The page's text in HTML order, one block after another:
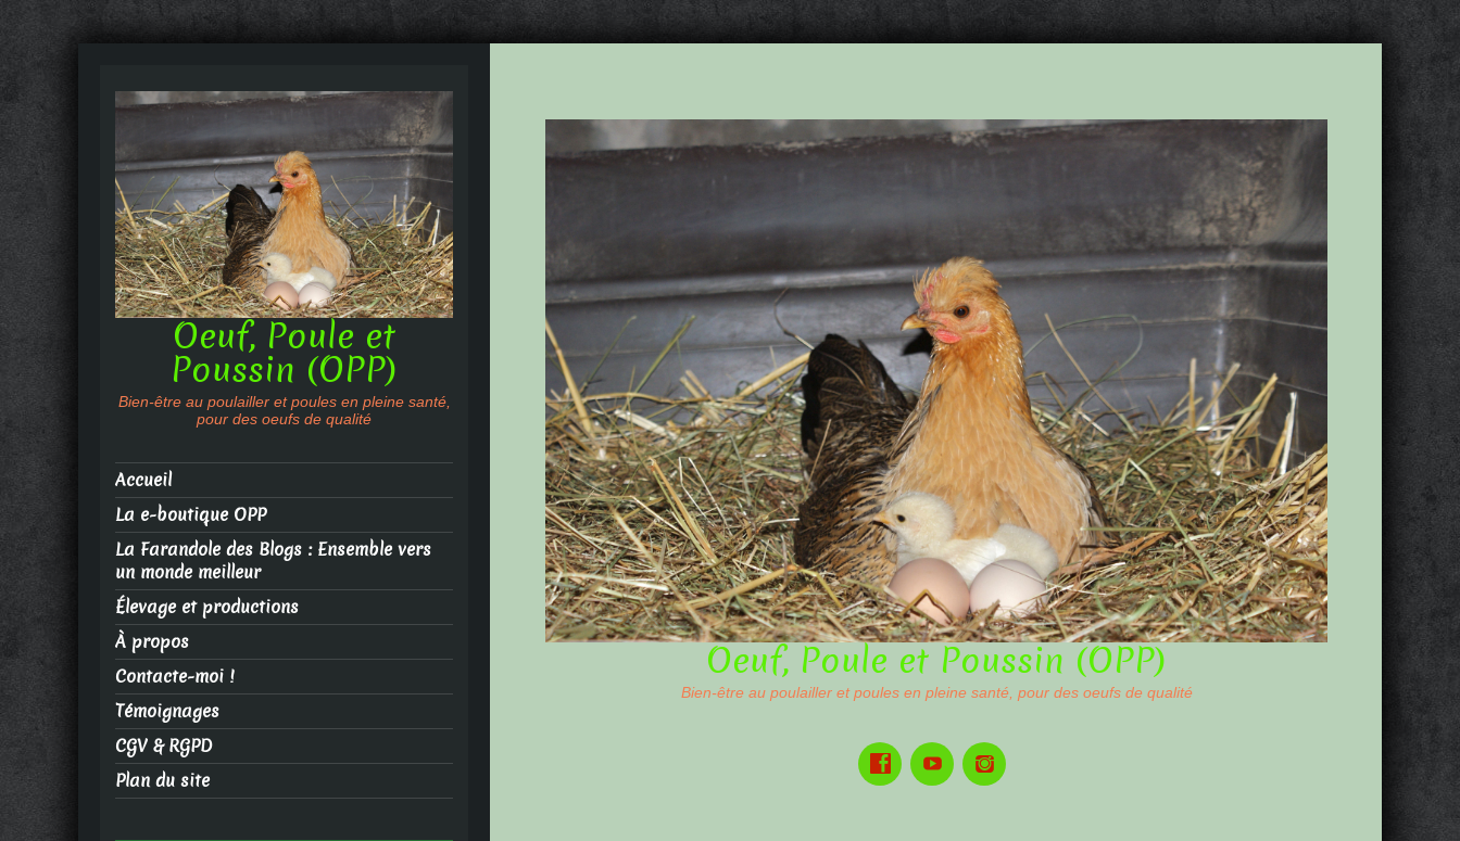
Oeuf, Poule et Poussin (OPP)
Bien-être au poulailler et poules en pleine santé, pour des oeufs de qualité
Oeuf, Poule et
Poussin (OPP)
Bien-être au poulailler et poules en pleine santé,
pour des oeufs de qualité
Accueil
La e-boutique OPP
La Farandole des Blogs : Ensemble vers
un monde meilleur
Élevage et productions
À propos
Contacte-moi !
Témoignages
CGV & RGPD
Plan du site